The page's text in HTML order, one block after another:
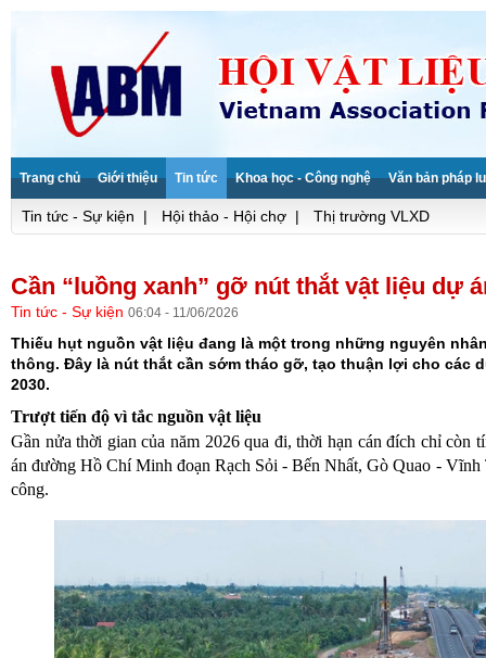
Trang chủ Giới thiệu Tin tức Khoa học - Công nghệ Văn bản pháp
Tin tức - Sự kiện | Hội thảo - Hội chợ | Thị trường VLXD
Cần “luồng xanh” gỡ nút thắt vật liệu dự
Tin tức - Sự kiện 06:04 - 11/06/2026
Thiếu hụt nguồn vật liệu đang là một trong những nguyên
thông. Đây là nút thắt cần sớm tháo gỡ, tạo thuận lợi cho các
2030.
Trượt tiến độ vì tắc nguồn vật liệu
Gần nửa thời gian của năm 2026 qua đi, thời hạn cán đích chỉ còn
án đường Hồ Chí Minh đoạn Rạch Sỏi - Bến Nhất, Gò Quao - Vĩnh
công.